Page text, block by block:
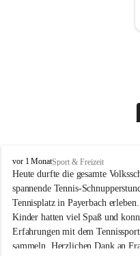
V
o
l
k
s
s
c
h
vor 1 MonatSport & Freizeit
Heute durfte die gesamte
spannende Tennis-
Tennisplatz in Payerbach
Kinder hatten viel Spaß und
Erfahrungen mit dem Tennissport
sammeln. Herzlichen Dank an